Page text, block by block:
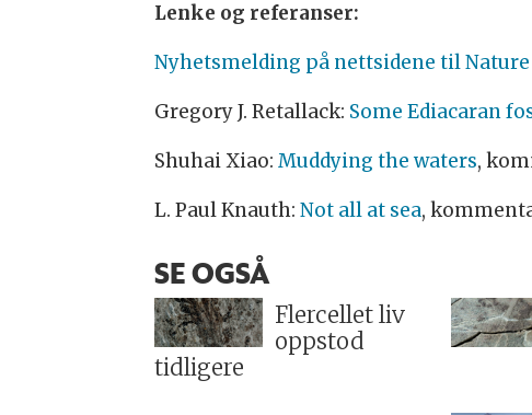
Lenke og referanser:
Nyhetsmelding på nettsidene til Nature
Gregory J. Retallack: Some Ediacaran
Shuhai Xiao: Muddying the waters,
L. Paul Knauth: Not all at sea,
SE OGSÅ
Flercellet liv
oppstod
tidligere